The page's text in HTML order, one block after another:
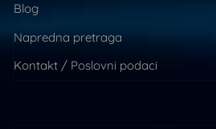
Blog
Napredna pretraga
Kontakt / Poslovni podaci